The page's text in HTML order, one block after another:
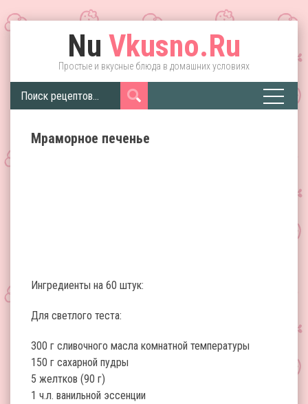
Nu Vkusno.Ru
Простые и вкусные блюда в домашних условиях
Мраморное печенье
Ингредиенты на 60 штук:
Для светлого теста:
300 г сливочного масла комнатной температуры
150 г сахарной пудры
5 желтков (90 г)
1 ч.л. ванильной эссенции